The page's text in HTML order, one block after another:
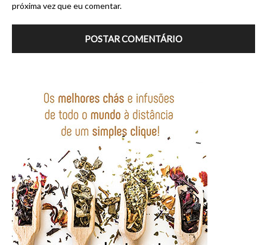
próxima vez que eu comentar.